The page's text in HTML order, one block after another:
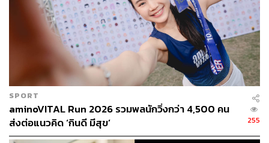
SPORT
aminoVITAL Run 2026 รวมพลนักวิ่งกว่า 4,500 คน
ส่งต่อแนวคิด ‘กินดี มีสุข’
255